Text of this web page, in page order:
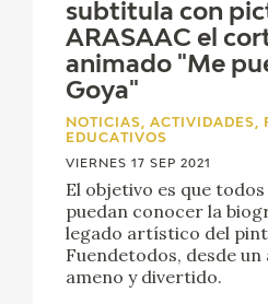
subtitula con
ARASAAC el
animado "Me
Goya"
NOTICIAS, ACTIVIDADES,
EDUCATIVOS
VIERNES 17 SEP 2021
El objetivo es que
puedan conocer la
legado artístico del
Fuendetodos, desde
ameno y divertido.